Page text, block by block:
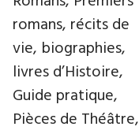
romans, récits de
vie, biographies,
livres d’Histoire,
Guide pratique,
Pièces de Théâtre,